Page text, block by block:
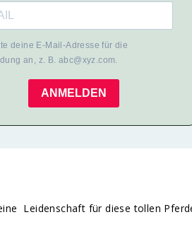
deine E-Mail-Adresse für die
an, z. B. abc@xyz.com.
ANMELDEN
Leidenschaft für diese tollen